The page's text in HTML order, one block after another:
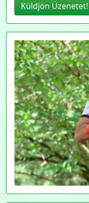
Küldjön Üzenetet!